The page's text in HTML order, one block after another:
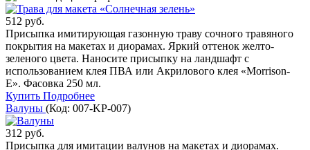
512 руб.
Присыпка имитирующая газонную траву сочного травяного
покрытия на макетах и диорамах. Яркий оттенок желто-
зеленого цвета. Наносите присыпку на ландшафт с
использованием клея ПВА или Акрилового клея «Morrison-
E». Фасовка 250 мл.
Купить Подробнее
Валуны (Код: 007-KP-007)
312 руб.
Присыпка для имитации валунов на макетах и диорамах.